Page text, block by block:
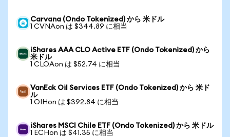
Carvana (Ondo Tokenized) から 米ドル
1 CVNAon は $344.89 に相当
iShares AAA CLO Active ETF (Ondo Tokenized) から
米ドル
1 CLOAon は $52.74 に相当
VanEck Oil Services ETF (Ondo Tokenized) から 米ド
ル
1 OIHon は $392.84 に相当
iShares MSCI Chile ETF (Ondo Tokenized) から 米ドル
1 ECHon は $41.35 に相当